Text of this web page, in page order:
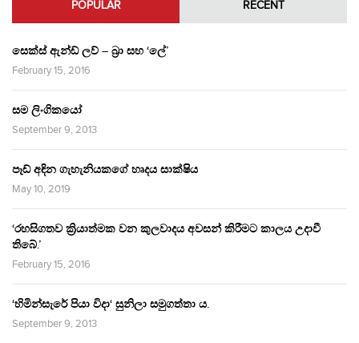
POPULAR RECENT
සෙක්ස් ඇන්ඩ් ලව් – බ්‍රා සහ ‘ලේ’
February 15, 2016
සම ලිංගිකයෝ
September 9, 2013
පෑඩ් අඳින ගැහැනියකගේ හෘදය සාක්ෂිය
May 10, 2019
‘රහසිගතව ක්‍රියාත්මක වන කුලවාදය අවසන් කිරීමට කාලය උදාවී
තිබේ.’
February 15, 2016
‘හිමින්සැරේ පියා විදා‘ සුනිලා සමුගත්තා ය.
September 9, 2013